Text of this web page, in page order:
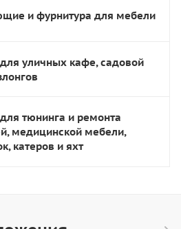
и фурнитура для мебели
уличных кафе, садовой
тюнинга и ремонта
медицинской мебели,
катеров и яхт